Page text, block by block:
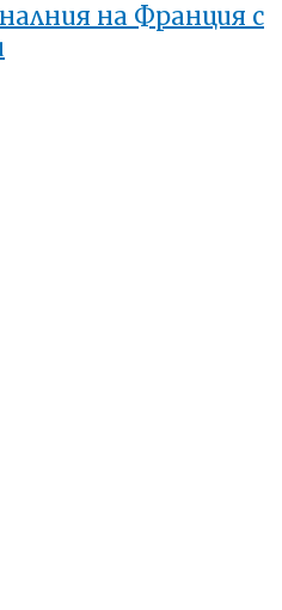
на Франция с